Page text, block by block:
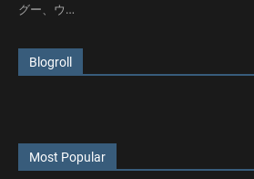
グー、ウ…
Blogroll
Most Popular